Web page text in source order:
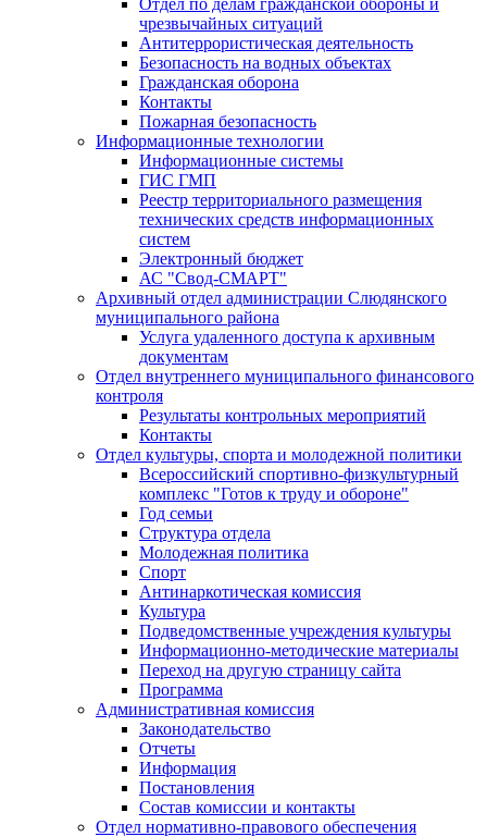
Отдел по делам гражданской обороны и
чрезвычайных ситуаций
Антитеррористическая деятельность
Безопасность на водных объектах
Гражданская оборона
Контакты
Пожарная безопасность
Информационные технологии
Информационные системы
ГИС ГМП
Реестр территориального размещения
технических средств информационных
систем
Электронный бюджет
АС "Свод-СМАРТ"
Архивный отдел администрации Слюдянского
муниципального района
Услуга удаленного доступа к архивным
документам
Отдел внутреннего муниципального финансового
контроля
Результаты контрольных мероприятий
Контакты
Отдел культуры, спорта и молодежной политики
Всероссийский спортивно-физкультурный
комплекс "Готов к труду и обороне"
Год семьи
Структура отдела
Молодежная политика
Спорт
Антинаркотическая комиссия
Культура
Подведомственные учреждения культуры
Информационно-методические материалы
Переход на другую страницу сайта
Программа
Административная комиссия
Законодательство
Отчеты
Информация
Постановления
Состав комиссии и контакты
Отдел нормативно-правового обеспечения